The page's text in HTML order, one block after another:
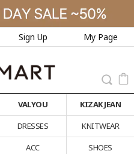
Sign Up My Page
VALYOU
KIZAK JEAN
DRESSES
KNITWEAR
ACC
SHOES